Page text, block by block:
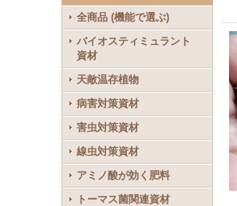
全商品 (機能で選ぶ)
バイオスティミュラント
資材
天敵温存植物
病害対策資材
害虫対策資材
線虫対策資材
アミノ酸が効く肥料
トーマス菌関連資材